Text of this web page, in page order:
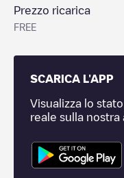
Prezzo ricarica
FREE
SCARICA L'APP
Visualizza lo
reale sulla nostra